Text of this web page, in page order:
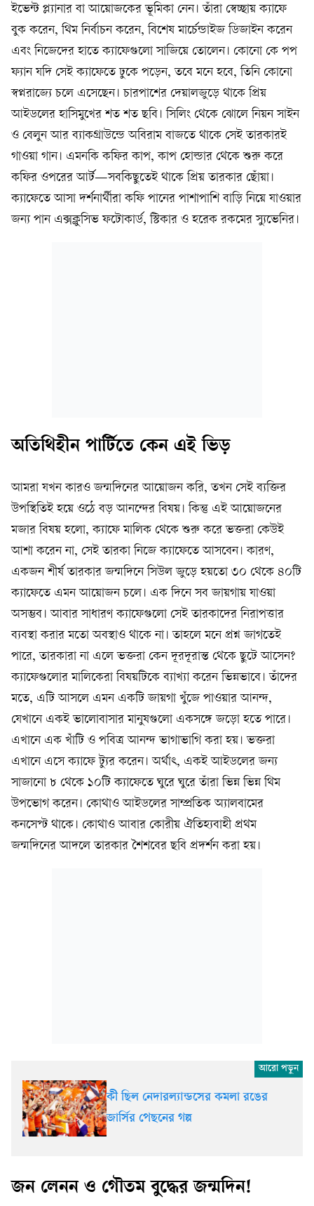
ইভেন্ট প্ল্যানার বা আয়োজকের ভূমিকা নেন। তাঁরা স্বেচ্ছায় ক্যাফে
বুক করেন, থিম নির্বাচন করেন, বিশেষ মার্চেন্ডাইজ ডিজাইন করেন
এবং নিজেদের হাতে ক্যাফেগুলো সাজিয়ে তোলেন। কোনো কে পপ
ফ্যান যদি সেই ক্যাফেতে ঢুকে পড়েন, তবে মনে হবে, তিনি কোনো
স্বপ্নরাজ্যে চলে এসেছেন। চারপাশের দেয়ালজুড়ে থাকে প্রিয়
আইডলের হাসিমুখের শত শত ছবি। সিলিং থেকে ঝোলে নিয়ন সাইন
ও বেলুন আর ব্যাকগ্রাউন্ডে অবিরাম বাজতে থাকে সেই তারকারই
গাওয়া গান। এমনকি কফির কাপ, কাপ হোল্ডার থেকে শুরু করে
কফির ওপরের আর্ট—সবকিছুতেই থাকে প্রিয় তারকার ছোঁয়া।
ক্যাফেতে আসা দর্শনার্থীরা কফি পানের পাশাপাশি বাড়ি নিয়ে যাওয়ার
জন্য পান এক্সক্লুসিভ ফটোকার্ড, স্টিকার ও হরেক রকমের স্যুভেনির।
অতিথিহীন পার্টিতে কেন এই ভিড়
আমরা যখন কারও জন্মদিনের আয়োজন করি, তখন সেই ব্যক্তির
উপস্থিতিই হয়ে ওঠে বড় আনন্দের বিষয়। কিন্তু এই আয়োজনের
মজার বিষয় হলো, ক্যাফে মালিক থেকে শুরু করে ভক্তরা কেউই
আশা করেন না, সেই তারকা নিজে ক্যাফেতে আসবেন। কারণ,
একজন শীর্ষ তারকার জন্মদিনে সিউল জুড়ে হয়তো ৩০ থেকে ৪০টি
ক্যাফেতে এমন আয়োজন চলে। এক দিনে সব জায়গায় যাওয়া
অসম্ভব। আবার সাধারণ ক্যাফেগুলো সেই তারকাদের নিরাপত্তার
ব্যবস্থা করার মতো অবস্থাও থাকে না। তাহলে মনে প্রশ্ন জাগতেই
পারে, তারকারা না এলে ভক্তরা কেন দূরদূরান্ত থেকে ছুটে আসেন?
ক্যাফেগুলোর মালিকেরা বিষয়টিকে ব্যাখ্যা করেন ভিন্নভাবে। তাঁদের
মতে, এটি আসলে এমন একটি জায়গা খুঁজে পাওয়ার আনন্দ,
যেখানে একই ভালোবাসার মানুষগুলো একসঙ্গে জড়ো হতে পারে।
এখানে এক খাঁটি ও পবিত্র আনন্দ ভাগাভাগি করা হয়। ভক্তরা
এখানে এসে ক্যাফে ট্যুর করেন। অর্থাৎ, একই আইডলের জন্য
সাজানো ৮ থেকে ১০টি ক্যাফেতে ঘুরে ঘুরে তাঁরা ভিন্ন ভিন্ন থিম
উপভোগ করেন। কোথাও আইডলের সাম্প্রতিক অ্যালবামের
কনসেপ্ট থাকে। কোথাও আবার কোরীয় ঐতিহ্যবাহী প্রথম
জন্মদিনের আদলে তারকার শৈশবের ছবি প্রদর্শন করা হয়।
কী ছিল নেদারল্যান্ডসের কমলা রঙের
জার্সির পেছনের গল্প
জন লেনন ও গৌতম বুদ্ধের জন্মদিন!